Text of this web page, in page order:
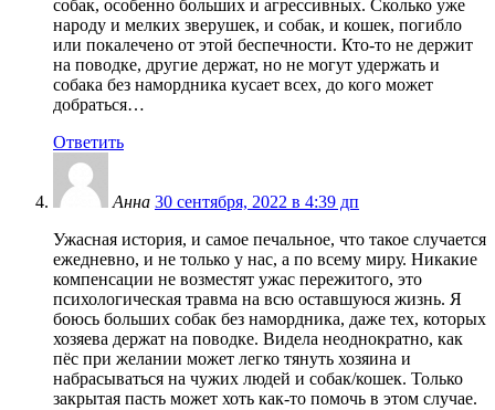
собак, особенно больших и агрессивных. Сколько уже
народу и мелких зверушек, и собак, и кошек, погибло
или покалечено от этой беспечности. Кто-то не держит
на поводке, другие держат, но не могут удержать и
собака без намордника кусает всех, до кого может
добраться…
Ответить
Анна 30 сентября, 2022 в 4:39 дп
Ужасная история, и самое печальное, что такое случается
ежедневно, и не только у нас, а по всему миру. Никакие
компенсации не возместят ужас пережитого, это
психологическая травма на всю оставшуюся жизнь. Я
боюсь больших собак без намордника, даже тех, которых
хозяева держат на поводке. Видела неоднократно, как
пёс при желании может легко тянуть хозяина и
набрасываться на чужих людей и собак/кошек. Только
закрытая пасть может хоть как-то помочь в этом случае.